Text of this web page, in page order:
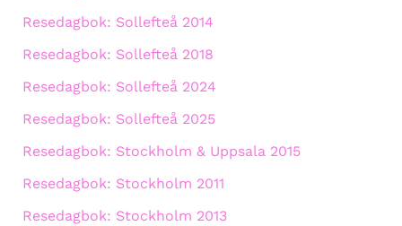
Resedagbok: Sollefteå 2014
Resedagbok: Sollefteå 2018
Resedagbok: Sollefteå 2024
Resedagbok: Sollefteå 2025
Resedagbok: Stockholm & Uppsala 2015
Resedagbok: Stockholm 2011
Resedagbok: Stockholm 2013